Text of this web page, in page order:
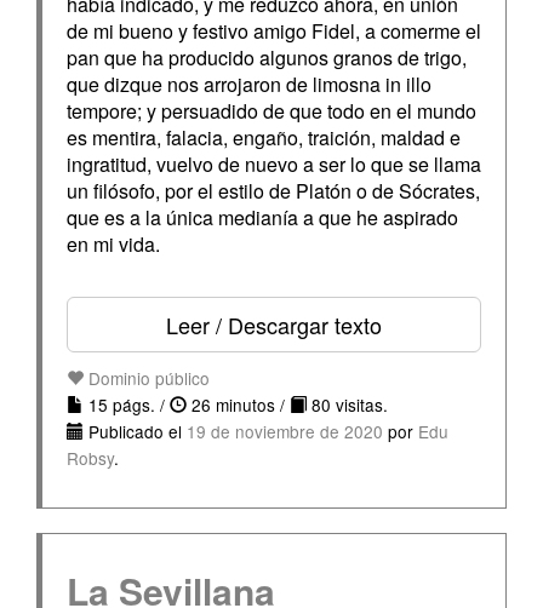
de mi bueno y festivo amigo Fidel, a comerme el
pan que ha producido algunos granos de trigo,
que dizque nos arrojaron de limosna in illo
tempore; y persuadido de que todo en el mundo
es mentira, falacia, engaño, traición, maldad e
ingratitud, vuelvo de nuevo a ser lo que se llama
un filósofo, por el estilo de Platón o de Sócrates,
que es a la única medianía a que he aspirado
en mi vida.
Leer / Descargar texto
Dominio público
15 págs. /
26 minutos /
80 visitas.
Publicado el 19 de noviembre de 2020 por Edu
Robsy.
La Sevillana